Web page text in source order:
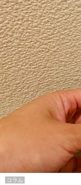
コラム